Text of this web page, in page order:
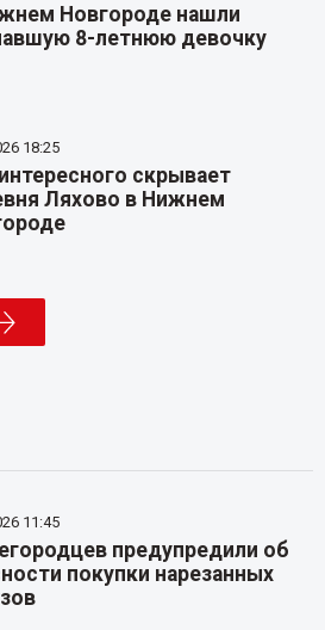
Новгороде нашли
8-летнюю девочку
18:25
скрывает
Ляхово в Нижнем
11:45
предупредили об
покупки нарезанных